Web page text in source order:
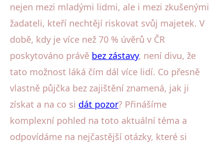
nejen mezi mladými lidmi, ale i mezi zkušenými
žadateli, kteří nechtějí riskovat svůj majetek. V
době, kdy je více než 70 % úvěrů v ČR
poskytováno právě bez zástavy, není divu, že
tato možnost láká čím dál více lidí. Co přesně
vlastně půjčka bez zajištění znamená, jak ji
získat a na co si dát pozor? Přinášíme
komplexní pohled na toto aktuální téma a
odpovídáme na nejčastější otázky, které si